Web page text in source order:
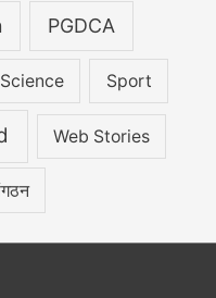
PGDCA
Science Sport
Web Stories